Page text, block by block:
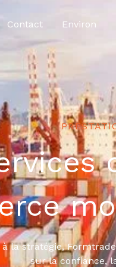
Contact Environ
la stratégie,
sur la confiance,